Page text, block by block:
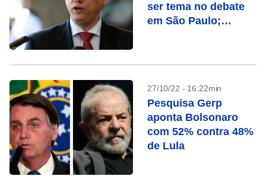
ser tema no debate
em São Paulo;
27/10/22 - 16:22min
Pesquisa Gerp
aponta Bolsonaro
com 52% contra 48%
de Lula